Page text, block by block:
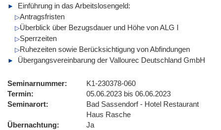
Einführung in das Arbeitslosengeld:
Antragsfristen
Überblick über Bezugsdauer und Höhe von ALG I
Sperrzeiten
Ruhezeiten sowie Berücksichtigung von Abfindungen
Übergangsvereinbarung der Vallourec Deutschland GmbH
Seminarnummer
K1-230378-060
Termin
05.06.2023 bis 06.06.2023
Seminarort
Bad Sassendorf - Hotel Restaurant
Haus Rasche
Übernachtung
Ja